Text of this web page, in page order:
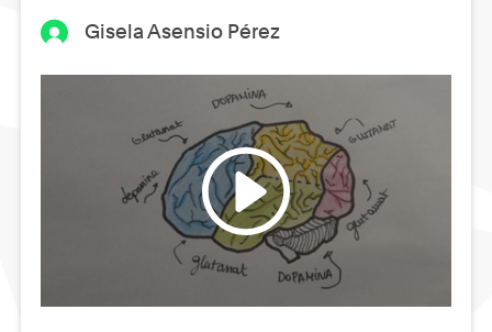
Gisela Asensio Pérez